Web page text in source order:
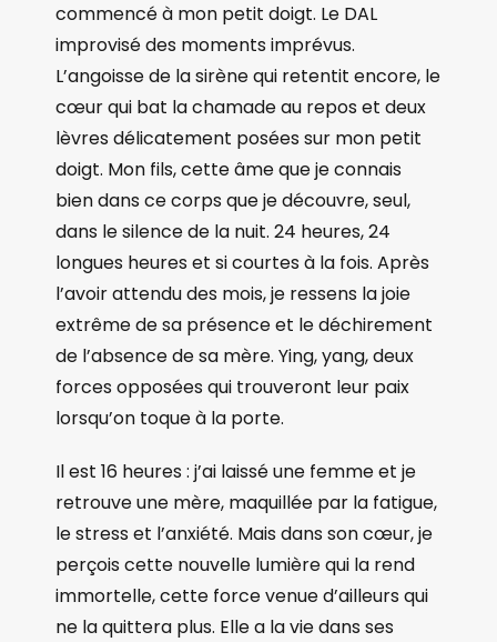
commencé à mon petit doigt. Le DAL
improvisé des moments imprévus.
L’angoisse de la sirène qui retentit encore, le
cœur qui bat la chamade au repos et deux
lèvres délicatement posées sur mon petit
doigt. Mon fils, cette âme que je connais
bien dans ce corps que je découvre, seul,
dans le silence de la nuit. 24 heures, 24
longues heures et si courtes à la fois. Après
l’avoir attendu des mois, je ressens la joie
extrême de sa présence et le déchirement
de l’absence de sa mère. Ying, yang, deux
forces opposées qui trouveront leur paix
lorsqu’on toque à la porte.
Il est 16 heures : j’ai laissé une femme et je
retrouve une mère, maquillée par la fatigue,
le stress et l’anxiété. Mais dans son cœur, je
perçois cette nouvelle lumière qui la rend
immortelle, cette force venue d’ailleurs qui
ne la quittera plus. Elle a la vie dans ses